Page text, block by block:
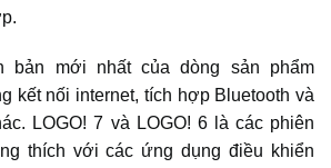
bản mới nhất của dòng sản phẩm
kết nối internet, tích hợp Bluetooth và
LOGO! 7 và LOGO! 6 là các phiên
thích với các ứng dụng điều khiển